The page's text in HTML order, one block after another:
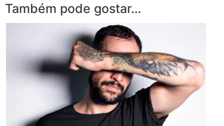
Também pode gostar…